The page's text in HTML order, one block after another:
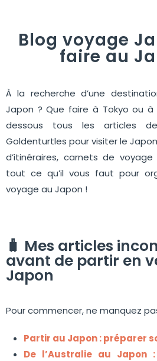
Blog voyage
faire au
À la recherche d’une
Japon ? Que faire à Tokyo ou à
dessous tous les articles
Goldenturtles pour visiter le
d’itinéraires, carnets de
tout ce qu’il vous faut pour
voyage au Japon !
🧳 Mes articles
avant de partir en
Japon
Pour commencer, ne manquez
Partir au Japon : préparer
De l’Australie au Japon